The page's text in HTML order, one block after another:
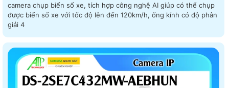
camera chụp biển số xe, tích hợp công nghệ AI giúp có thể chụp
được biển số xe với tốc độ lên đến 120km/h, ống kính có độ phân
giải 4